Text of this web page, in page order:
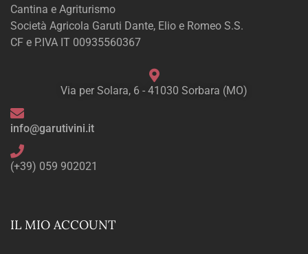
Cantina e Agriturismo
Società Agricola Garuti Dante, Elio e Romeo S.S.
CF e P.IVA IT 00935560367
Via per Solara, 6 - 41030 Sorbara (MO)
info@garutivini.it
(+39) 059 902021
IL MIO ACCOUNT